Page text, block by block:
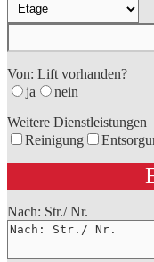
Von: Lift vorhanden?
ja
nein
Weitere Dienstleistungen
Reinigung
Nach: Str./ Nr.